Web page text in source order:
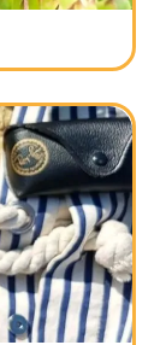
uzgoj i